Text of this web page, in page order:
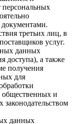
документами.
третьих лиц, в
услуг.
данных
доступа), а также
получения
для
общественных и
данных